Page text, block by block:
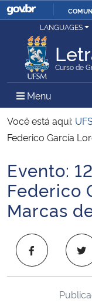
Ministério da Justiça e
Ministério da Defesa
Ministério das Relações
Ministério da Infraestrutura
Ministério da Agricultura,
Ministério da Educação
LANGUAGES
Curso de
Menu Menu
Você está aqui:
Federico García
Início do conteúdo
Evento:
Federico
Marcas